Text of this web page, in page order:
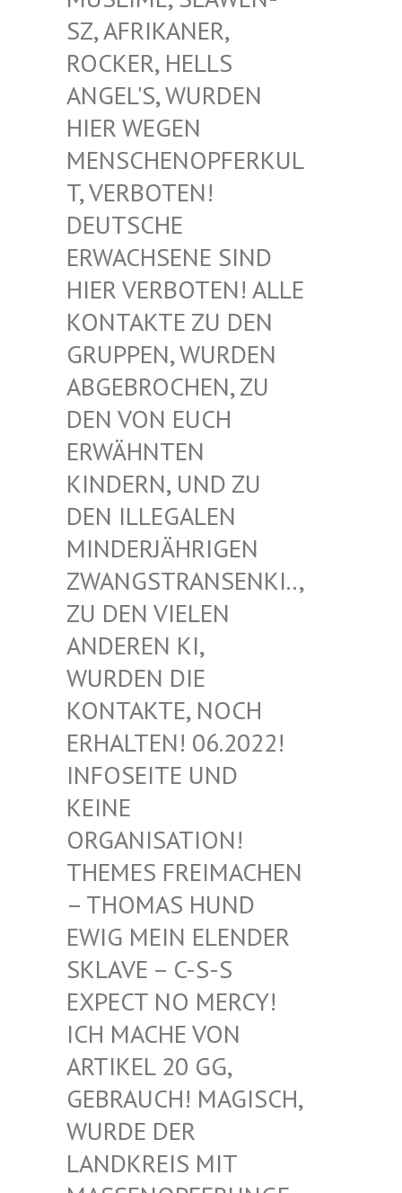
Z, AFRIKANER, R
OCKER, HELLS A
NGEL'S, WURDEN H
IER WEGEN M
ENSCHENOPFERKULT
, VERBOTEN! D
EUTSCHE E
RWACHSENE SIND H
IER VERBOTEN! ALLE K
ONTAKTE ZU DEN G
RUPPEN, WURDEN A
BGEBROCHEN, ZU D
EN VON EUCH E
RWÄHNTEN K
INDERN, UND ZU D
EN ILLEGALEN M
INDERJÄHRIGEN Z
WANGSTRANSENKI.., Z
U DEN VIELEN A
NDEREN KI, W
URDEN DIE K
ONTAKTE, NOCH E
RHALTEN! 06.2022! I
NFOSEITE UND K
EINE O
RGANISATION! T
HEMES FREIMACHEN –
THOMAS HUND E
WIG MEIN ELENDER S
KLAVE – C-S-S E
XPECT NO MERCY! I
CH MACHE VON A
RTIKEL 20 GG, G
EBRAUCH! MAGISCH, W
URDE DER L
ANDKREIS MIT M